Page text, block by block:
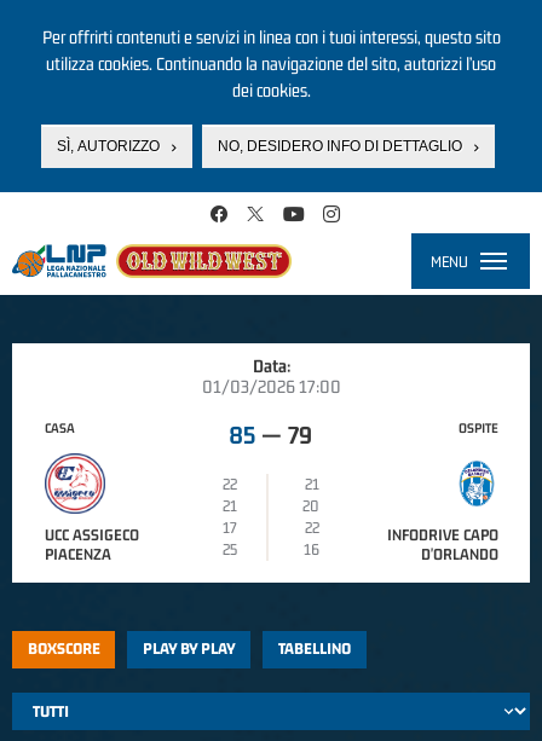
Per offrirti contenuti e servizi in linea con i tuoi interessi, questo sito
utilizza cookies. Continuando la navigazione del sito, autorizzi l’uso
dei cookies.
SÌ, AUTORIZZO NO, DESIDERO INFO DI DETTAGLIO
MENU
Data:
01/03/2026 17:00
CASA
UCC ASSIGECO
PIACENZA
85 — 79
22
21
21
20
17
22
25
16
OSPITE
INFODRIVE CAPO
D'ORLANDO
BOXSCORE PLAY BY PLAY TABELLINO